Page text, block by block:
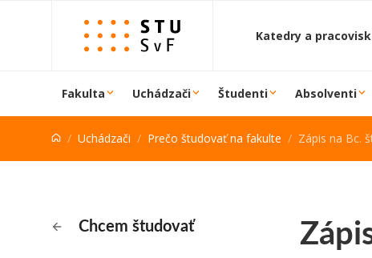
Prejsť na obsah
Katedry a
Fakulta Uchádzači Študenti Absolventi
Uchádzači Prečo študovať na fakulte Zápis na Bc.
Chcem študovať